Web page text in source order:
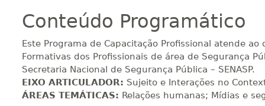
dias
220 H 28 dias 90dias
Conteúdo Programático
Este Programa de Capacitação Profissional atende
Formativas dos Profissionais de área de Segurança
Secretaria Nacional de Segurança Pública – SENASP.
EIXO ARTICULADOR: Sujeito e Interações no
ÁREAS TEMÁTICAS: Relações humanas; Mídias e